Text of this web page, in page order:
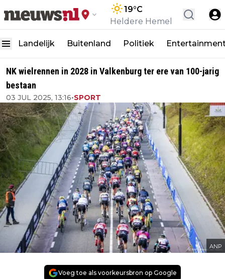
19°C
Heldere Hemel
Landelijk Buitenland Politiek
NK wielrennen in 2028 in Valkenburg ter ere van 100-jarig
bestaan
03 JUL 2025, 13:16•SPORT
ANP
Voeg toe als voorkeursbron op Google